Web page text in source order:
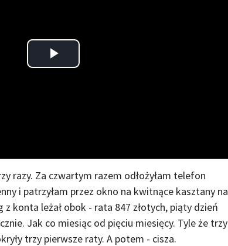
Play
razy. Za czwartym razem odłożyłam telefon
i patrzyłam przez okno na kwitnące kasztany na
z konta leżał obok - rata 847 złotych, piąty dzień
Jak co miesiąc od pięciu miesięcy. Tyle że trzy
trzy pierwsze raty. A potem - cisza.